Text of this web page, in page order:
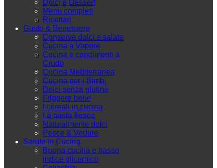
Dolci e Dessert
Menu completi
Ricettari
Gusto & Benessere
Conserve dolci e salate
Cucina a Vapore
Cucina e condimenti a
Crudo
Cucina Mediterranea
Cucina per i Bimbi
Dolci senza glutine
Friggere bene
I cereali in cucina
La pasta fresca
Naturalmente dolci
Pesce & Vedure
Salute in Cucina
Buona cucina e basso
indice glicemico